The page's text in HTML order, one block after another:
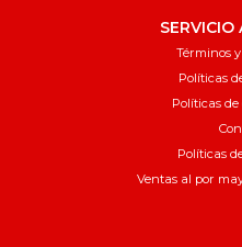
SERVICIO
Términos
Políticas
Políticas
Políticas
Ventas al por